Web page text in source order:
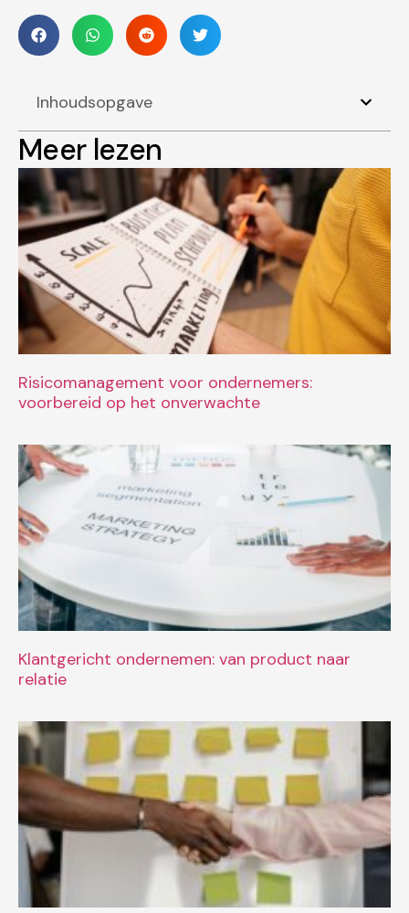
Inhoudsopgave
Meer lezen
Risicomanagement voor ondernemers:
voorbereid op het onverwachte
Klantgericht ondernemen: van product naar
relatie